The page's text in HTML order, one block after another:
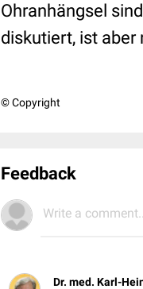
Ohranhängsel
diskutiert, ist aber
© Copyright
Feedback
Write a
Dr. med. Karl-